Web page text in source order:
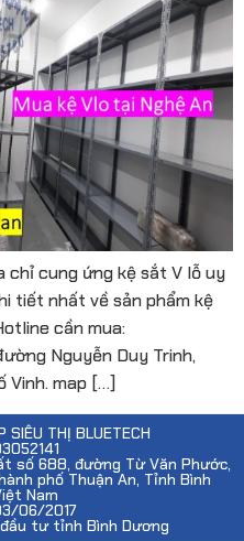
chỉ cung ứng kệ sắt V lỗ uy
tiết nhất về sản phẩm kệ
cần mua:
Nguyễn Duy Trinh,
Vinh. map […]
SIÊU THỊ BLUETECH
số 688, đường Từ Văn Phước,
phố Thuận An, Tỉnh Bình
Nam
06/2017
tư tỉnh Bình Dương